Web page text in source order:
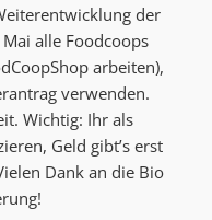
der
alle Foodcoops
arbeiten),
verwenden.
Wichtig: Ihr als
Geld gibt’s erst
Dank an die Bio